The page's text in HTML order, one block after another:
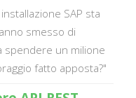
SAP sta
smesso di
spendere un milione
fatto apposta?"